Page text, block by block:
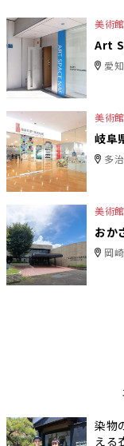
美術館
Art
愛知
美術館
岐阜
多
美術館
おか
岡
染物
える